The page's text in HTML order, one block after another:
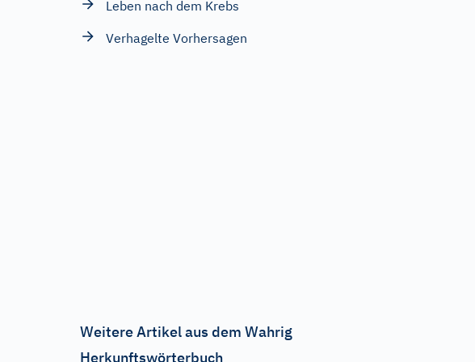
Leben nach dem Krebs
Verhagelte Vorhersagen
Weitere Artikel aus dem Wahrig
Herkunftswörterbuch